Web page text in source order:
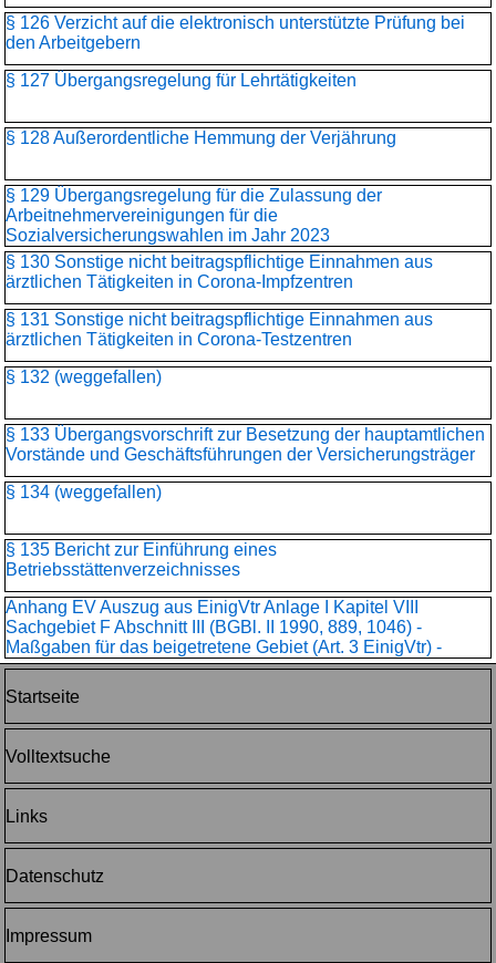
§ 126 Verzicht auf die elektronisch unterstützte Prüfung bei
den Arbeitgebern
§ 127 Übergangsregelung für Lehrtätigkeiten
§ 128 Außerordentliche Hemmung der Verjährung
§ 129 Übergangsregelung für die Zulassung der
Arbeitnehmervereinigungen für die
Sozialversicherungswahlen im Jahr 2023
§ 130 Sonstige nicht beitragspflichtige Einnahmen aus
ärztlichen Tätigkeiten in Corona-Impfzentren
§ 131 Sonstige nicht beitragspflichtige Einnahmen aus
ärztlichen Tätigkeiten in Corona-Testzentren
§ 132 (weggefallen)
§ 133 Übergangsvorschrift zur Besetzung der hauptamtlichen
Vorstände und Geschäftsführungen der Versicherungsträger
§ 134 (weggefallen)
§ 135 Bericht zur Einführung eines
Betriebsstättenverzeichnisses
Anhang EV Auszug aus EinigVtr Anlage I Kapitel VIII
Sachgebiet F Abschnitt III (BGBl. II 1990, 889, 1046) -
Maßgaben für das beigetretene Gebiet (Art. 3 EinigVtr) -
Startseite
Volltextsuche
Links
Datenschutz
Impressum